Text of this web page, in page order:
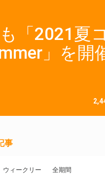
「2021夏
」を開
事
ウィークリー 全期間